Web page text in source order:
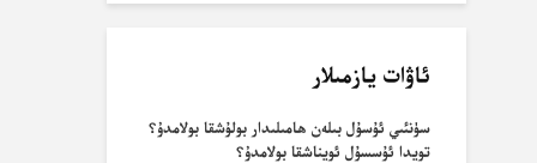
ئاۋات يازمىلار
سۈنئىي ئۇسۇل بىلەن ھامىلىدار بولۇشقا بولامدۇ؟
تويدا ئۇسسۇل ئويناشقا بولامدۇ؟